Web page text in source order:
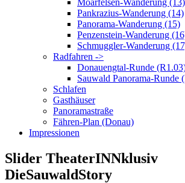
Moarfelsen-Wanderung (13)
Pankrazius-Wanderung (14)
Panorama-Wanderung (15)
Penzenstein-Wanderung
Schmuggler-Wanderung
Radfahren ->
Donauengtal-Runde
Sauwald Panorama-Runde
Schlafen
Gasthäuser
Panoramastraße
Fähren-Plan (Donau)
Impressionen
Slider TheaterINNklusiv
DieSauwaldStory